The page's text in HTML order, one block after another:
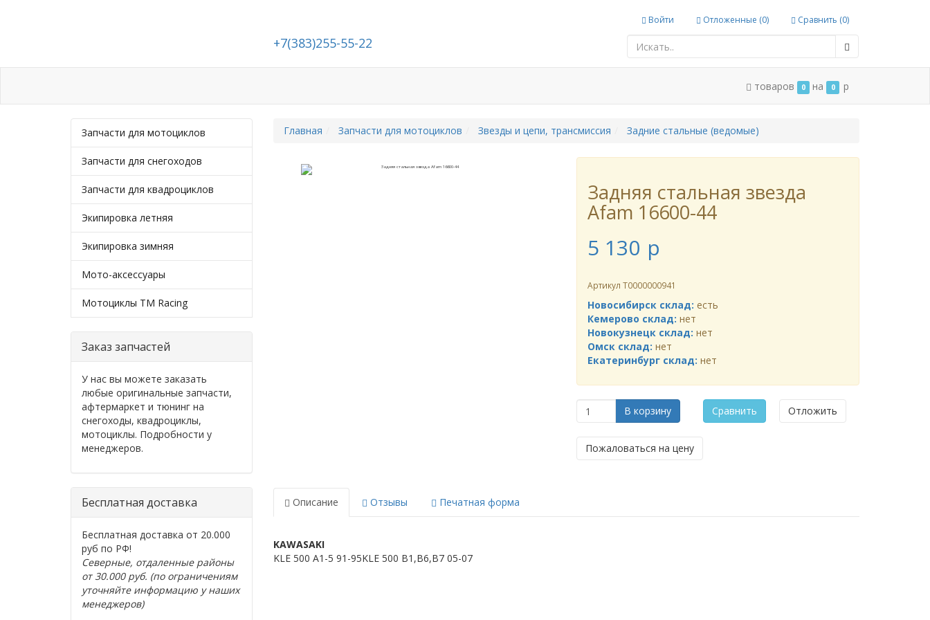
Войти Отложенные (0) Сравнить (0)
+7(383)255-55-22
товаров 0 на 0 p
Запчасти для мотоциклов
Запчасти для снегоходов
Запчасти для квадроциклов
Экипировка летняя
Экипировка зимняя
Мото-аксессуары
Мотоциклы TM Racing
Заказ запчастей
У нас вы можете заказать
любые оригинальные запчасти,
афтермаркет и тюнинг на
снегоходы, квадроциклы,
мотоциклы. Подробности у
менеджеров.
Бесплатная доставка
Бесплатная доставка от 20.000
руб по РФ!
Северные, отдаленные районы
от 30.000 руб. (по ограничениям
уточняйте информацию у наших
менеджеров)
Главная Запчасти для мотоциклов Звезды и цепи, трансмиссия Задние стальные (ведомые)
Задняя стальная звезда
Afam 16600-44
5 130 p
Артикул Т0000000941
Новосибирск склад: есть
Кемерово склад: нет
Новокузнецк склад: нет
Омск склад: нет
Екатеринбург склад: нет
В корзину Сравнить Отложить
Пожаловаться на цену
Описание Отзывы Печатная форма
KAWASAKI
KLE 500 A1-5 91-95KLE 500 B1,B6,B7 05-07